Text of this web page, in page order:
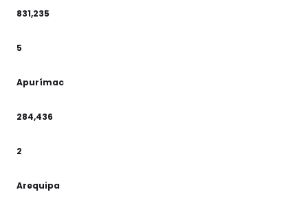
831,235
5
Apurímac
284,436
2
Arequipa